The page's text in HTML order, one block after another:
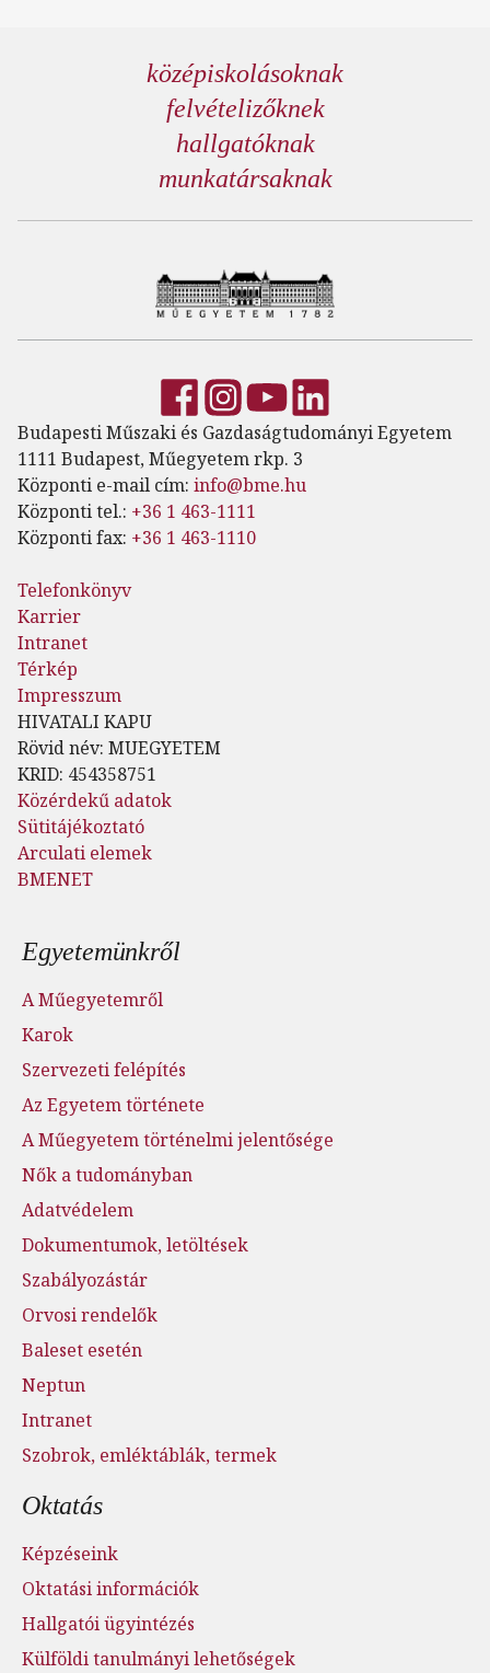
középiskolásoknak
felvételizőknek
hallgatóknak
munkatársaknak
Budapesti Műszaki és Gazdaságtudományi Egyetem
1111 Budapest, Műegyetem rkp. 3
Központi e-mail cím: info@bme.hu
Központi tel.: +36 1 463-1111
Központi fax: +36 1 463-1110
Telefonkönyv
Karrier
Intranet
Térkép
Impresszum
HIVATALI KAPU
Rövid név: MUEGYETEM
KRID: 454358751
Közérdekű adatok
Sütitájékoztató
Arculati elemek
BMENET
Lábléc menü
Egyetemünkről
A Műegyetemről
Karok
Szervezeti felépítés
Az Egyetem története
A Műegyetem történelmi jelentősége
Nők a tudományban
Adatvédelem
Dokumentumok, letöltések
Szabályozástár
Orvosi rendelők
Baleset esetén
Neptun
Intranet
Szobrok, emléktáblák, termek
Oktatás
Képzéseink
Oktatási információk
Hallgatói ügyintézés
Külföldi tanulmányi lehetőségek